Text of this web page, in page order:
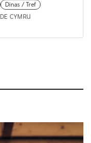
Dinas / Tref
DE CYMRU